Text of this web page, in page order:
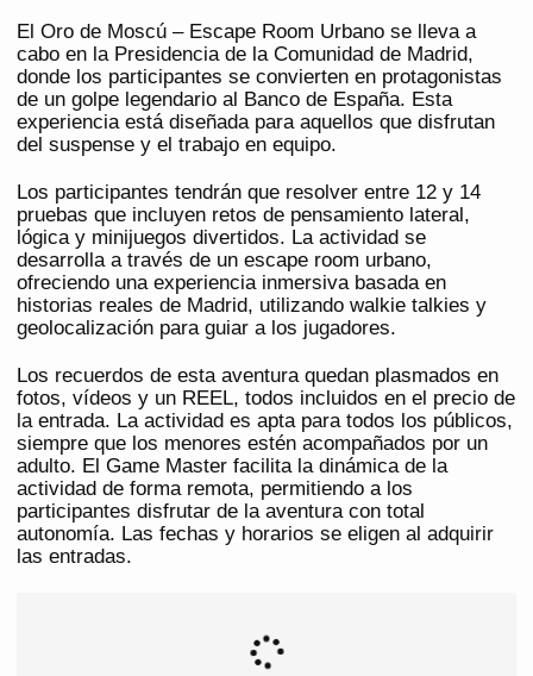
El Oro de Moscú – Escape Room Urbano se lleva a
cabo en la Presidencia de la Comunidad de Madrid,
donde los participantes se convierten en protagonistas
de un golpe legendario al Banco de España. Esta
experiencia está diseñada para aquellos que disfrutan
del suspense y el trabajo en equipo.
Los participantes tendrán que resolver entre 12 y 14
pruebas que incluyen retos de pensamiento lateral,
lógica y minijuegos divertidos. La actividad se
desarrolla a través de un escape room urbano,
ofreciendo una experiencia inmersiva basada en
historias reales de Madrid, utilizando walkie talkies y
geolocalización para guiar a los jugadores.
Los recuerdos de esta aventura quedan plasmados en
fotos, vídeos y un REEL, todos incluidos en el precio de
la entrada. La actividad es apta para todos los públicos,
siempre que los menores estén acompañados por un
adulto. El Game Master facilita la dinámica de la
actividad de forma remota, permitiendo a los
participantes disfrutar de la aventura con total
autonomía. Las fechas y horarios se eligen al adquirir
las entradas.